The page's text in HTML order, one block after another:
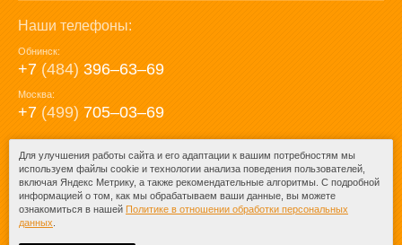
Наши телефоны:
Обнинск:
+7 (484) 396‒63‒69
Москва:
+7 (499) 705‒03‒69
E-mail:
mail@posuda40.ru
Для улучшения работы сайта и его адаптации к вашим потребностям мы
используем файлы cookie и технологии анализа поведения пользователей,
включая Яндекс Метрику, а также рекомендательные алгоритмы. С подробной
информацией о том, как мы обрабатываем ваши данные, вы можете
ознакомиться в нашей Политике в отношении обработки персональных
данных